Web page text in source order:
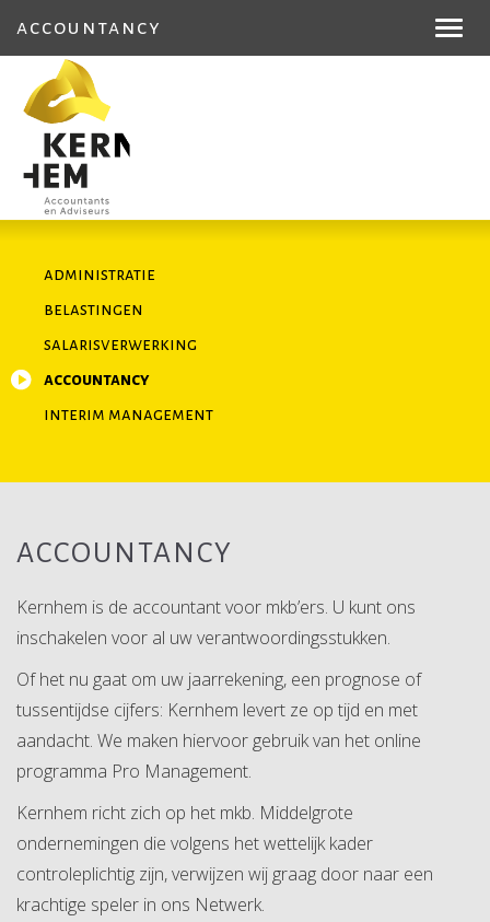
accountancy
administratie
belastingen
salarisverwerking
accountancy
interim management
ACCOUNTANCY
Kernhem is de accountant voor mkb’ers. U kunt ons
inschakelen voor al uw verantwoordingsstukken.
Of het nu gaat om uw jaarrekening, een prognose of
tussentijdse cijfers: Kernhem levert ze op tijd en met
aandacht. We maken hiervoor gebruik van het online
programma Pro Management.
Kernhem richt zich op het mkb. Middelgrote
ondernemingen die volgens het wettelijk kader
controleplichtig zijn, verwijzen wij graag door naar een
krachtige speler in ons Netwerk.